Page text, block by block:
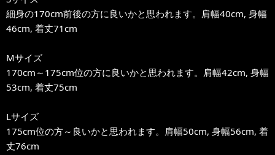
細身の170cm前後の方に良いかと思われます。肩幅40cm, 身幅
46cm, 着丈71cm
Mサイズ
170cm～175cm位の方に良いかと思われます。肩幅42cm, 身幅
53cm, 着丈75cm
Lサイズ
175cm位の方～良いかと思われます。肩幅50cm, 身幅56cm, 着
丈76cm